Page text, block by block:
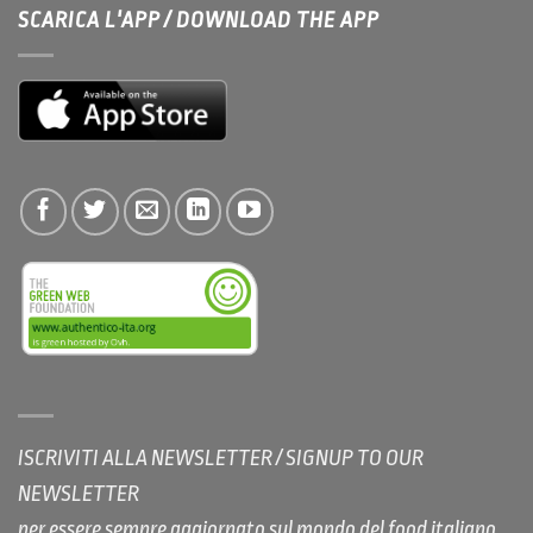
SCARICA L'APP / DOWNLOAD THE APP
ISCRIVITI ALLA NEWSLETTER / SIGNUP TO OUR
NEWSLETTER